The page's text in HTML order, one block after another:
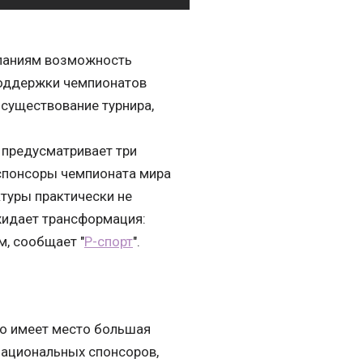
возможность
чемпионатов
турнира,
три
чемпионата мира
практически не
трансформация:
сообщает "Р-спорт".
имеет место большая
спонсоров,